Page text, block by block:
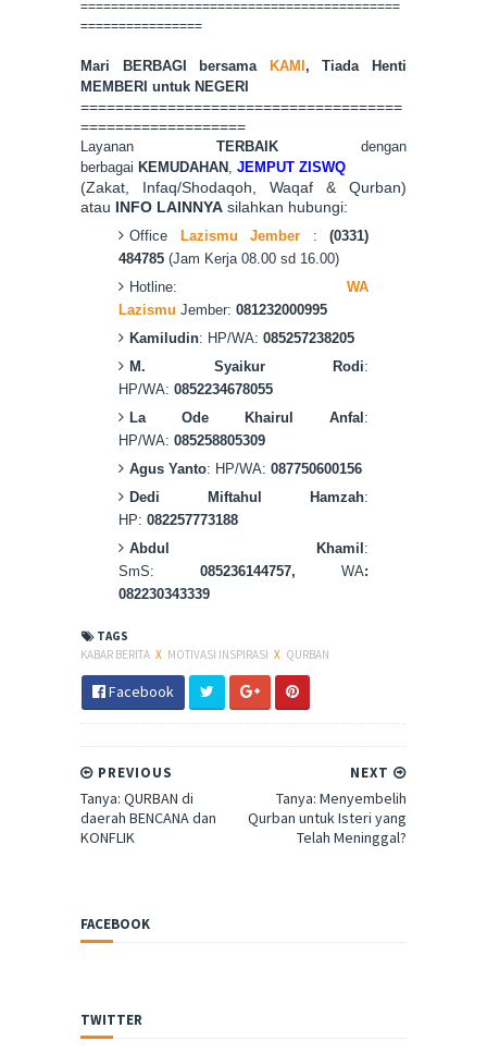
==========================================
================
Mari BERBAGI bersama KAMI , Tiada Henti
MEMBERI untuk NEGERI
=====================================
===================
Layanan TERBAIK dengan
berbagai KEMUDAHAN , JEMPUT ZISWQ
(Zakat, Infaq/Shodaqoh, Waqaf & Qurban)
atau INFO LAINNYA silahkan hubungi:
Office Lazismu Jember : (0331)
484785 (Jam Kerja 08.00 sd 16.00)
Hotline: WA
Lazismu Jember: 081232000995
Kamiludin: HP/WA: 085257238205
M. Syaikur Rodi:
HP/WA: 0852234678055
La Ode Khairul Anfal :
HP/WA: 085258805309
Agus Yanto: HP/WA: 087750600156
Dedi Miftahul Hamzah:
HP: 082257773188
Abdul Khamil :
SmS: 085236144757, WA:
082230343339
TAGS
KABAR BERITA X MOTIVASI INSPIRASI X QURBAN
Facebook
NEXT
Tanya: Menyembelih
Qurban untuk Isteri yang
Telah Meninggal?
PREVIOUS
Tanya: QURBAN di
daerah BENCANA dan
KONFLIK
FACEBOOK
TWITTER